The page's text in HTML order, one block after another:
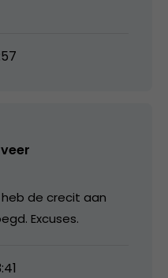
heb de crecit aan
Excuses.